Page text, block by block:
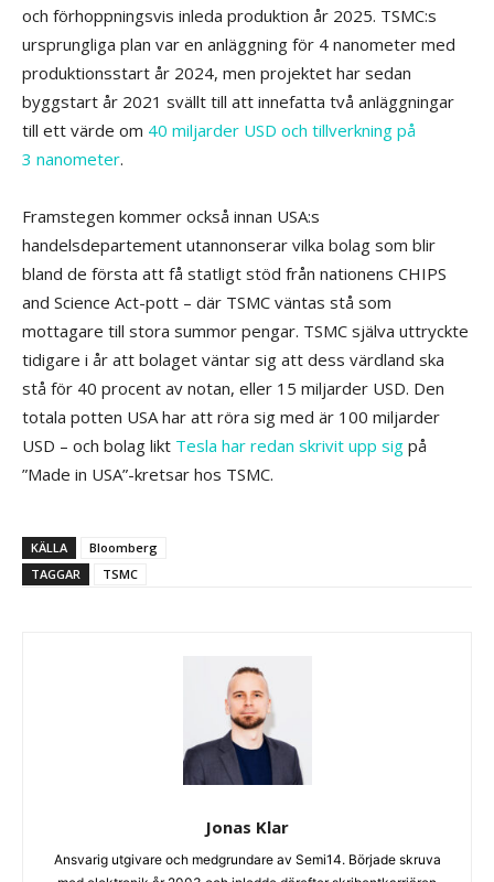
och förhoppningsvis inleda produktion år 2025. TSMC:s
ursprungliga plan var en anläggning för 4 nanometer med
produktionsstart år 2024, men projektet har sedan
byggstart år 2021 svällt till att innefatta två anläggningar
till ett värde om 40 miljarder USD och tillverkning på
3 nanometer.
Framstegen kommer också innan USA:s
handelsdepartement utannonserar vilka bolag som blir
bland de första att få statligt stöd från nationens CHIPS
and Science Act-pott – där TSMC väntas stå som
mottagare till stora summor pengar. TSMC själva uttryckte
tidigare i år att bolaget väntar sig att dess värdland ska
stå för 40 procent av notan, eller 15 miljarder USD. Den
totala potten USA har att röra sig med är 100 miljarder
USD – och bolag likt Tesla har redan skrivit upp sig på
”Made in USA”-kretsar hos TSMC.
KÄLLA
Bloomberg
TAGGAR
TSMC
Jonas Klar
Ansvarig utgivare och medgrundare av Semi14. Började skruva